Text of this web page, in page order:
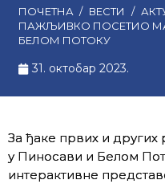
ПОЧЕТНА / ВЕСТИ /
ПАЖЉИВКО ПОСЕТИО
БЕЛОМ ПОТОКУ
31. октобар 2023.
За ђаке првих и
у Пиносави и Белом
интерактивне